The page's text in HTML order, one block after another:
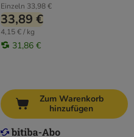
Einzeln 33,98 €
33,89 €
4,15 € / kg
31,86 €
Zum Warenkorb
hinzufügen